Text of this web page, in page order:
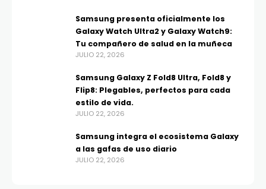
Samsung presenta oficialmente los
Galaxy Watch Ultra2 y Galaxy Watch9:
Tu compañero de salud en la muñeca
JULIO 22, 2026
Samsung Galaxy Z Fold8 Ultra, Fold8 y
Flip8: Plegables, perfectos para cada
estilo de vida.
JULIO 22, 2026
Samsung integra el ecosistema Galaxy
a las gafas de uso diario
JULIO 22, 2026